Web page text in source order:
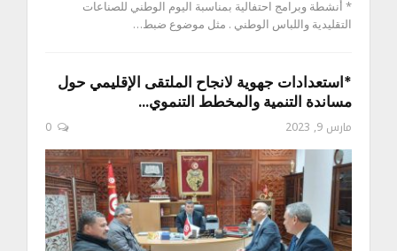
* أنشطة وبرامج احتفالية بمناسبة اليوم الوطني للصناعات
التقليدية واللباس الوطني . مثل موضوع ضبط…
*استعدادات جهوية لانجاح الملتقى الإقليمي حول
مساندة التنمية والمخطط التنموي…
مارس 9, 2023